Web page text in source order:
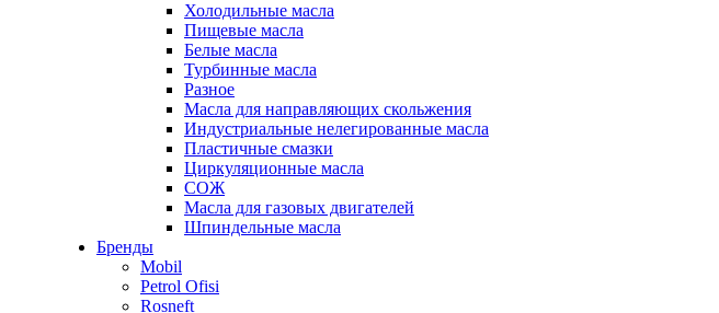
Холодильные масла
Пищевые масла
Белые масла
Турбинные масла
Разное
Масла для направляющих скольжения
Индустриальные нелегированные масла
Пластичные смазки
Циркуляционные масла
СОЖ
Масла для газовых двигателей
Шпиндельные масла
Бренды
Mobil
Petrol Ofisi
Rosneft